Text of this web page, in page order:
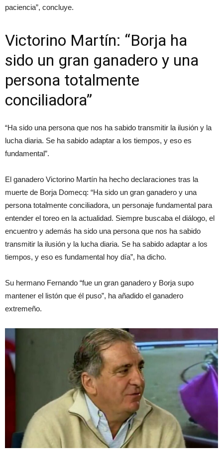
paciencia”, concluye.
Victorino Martín: “Borja ha
sido un gran ganadero y una
persona totalmente
conciliadora”
“Ha sido una persona que nos ha sabido transmitir la ilusión y la
lucha diaria. Se ha sabido adaptar a los tiempos, y eso es
fundamental”.
El ganadero Victorino Martín ha hecho declaraciones tras la
muerte de Borja Domecq: “Ha sido un gran ganadero y una
persona totalmente conciliadora, un personaje fundamental para
entender el toreo en la actualidad. Siempre buscaba el diálogo, el
encuentro y además ha sido una persona que nos ha sabido
transmitir la ilusión y la lucha diaria. Se ha sabido adaptar a los
tiempos, y eso es fundamental hoy día”, ha dicho.
Su hermano Fernando “fue un gran ganadero y Borja supo
mantener el listón que él puso”, ha añadido el ganadero
extremeño.